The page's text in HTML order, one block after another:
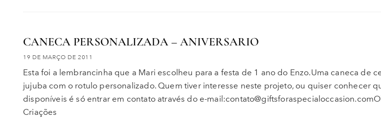
CANECA PERSONALIZADA – ANIVERSARIO
19 DE MARÇO DE 2011
Esta foi a lembrancinha que a Mari escolheu para a festa de 1 ano do Enzo.Uma caneca de
jujuba com o rotulo personalizado. Quem tiver interesse neste projeto, ou quiser conhecer
disponíveis é só entrar em contato através do e-
Criações